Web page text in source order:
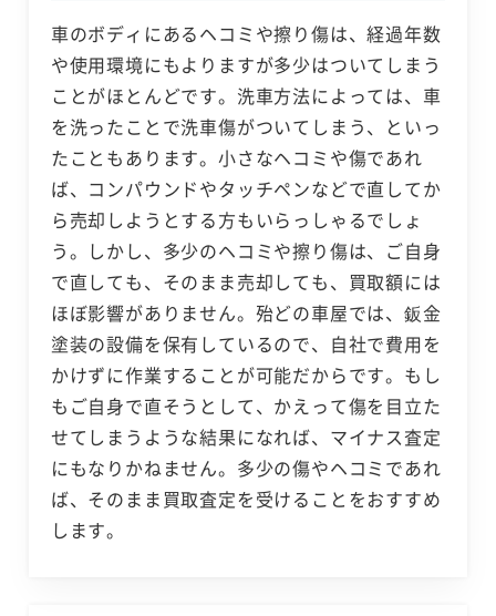
車のボディにあるヘコミや擦り傷は、経過年数
や使用環境にもよりますが多少はついてしまう
ことがほとんどです。洗車方法によっては、車
を洗ったことで洗車傷がついてしまう、といっ
たこともあります。小さなヘコミや傷であれ
ば、コンパウンドやタッチペンなどで直してか
ら売却しようとする方もいらっしゃるでしょ
う。しかし、多少のヘコミや擦り傷は、ご自身
で直しても、そのまま売却しても、買取額には
ほぼ影響がありません。殆どの車屋では、鈑金
塗装の設備を保有しているので、自社で費用を
かけずに作業することが可能だからです。もし
もご自身で直そうとして、かえって傷を目立た
せてしまうような結果になれば、マイナス査定
にもなりかねません。多少の傷やヘコミであれ
ば、そのまま買取査定を受けることをおすすめ
します。